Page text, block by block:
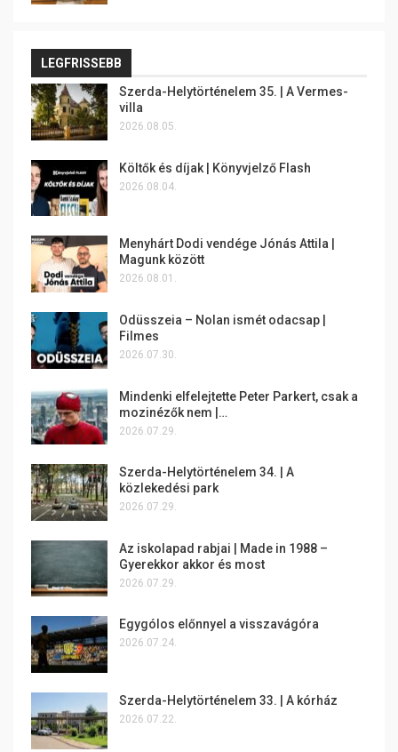
LEGFRISSEBB
Szerda-Helytörténelem 35. | A Vermes-
villa
2026.08.05.
Költők és díjak | Könyvjelző Flash
2026.08.04.
Menyhárt Dodi vendége Jónás Attila |
Magunk között
2026.08.01.
Odüsszeia – Nolan ismét odacsap |
Filmes
2026.07.30.
Mindenki elfelejtette Peter Parkert, csak a
mozinézők nem |…
2026.07.29.
Szerda-Helytörténelem 34. | A
közlekedési park
2026.07.29.
Az iskolapad rabjai | Made in 1988 –
Gyerekkor akkor és most
2026.07.29.
Egygólos előnnyel a visszavágóra
2026.07.24.
Szerda-Helytörténelem 33. | A kórház
2026.07.22.